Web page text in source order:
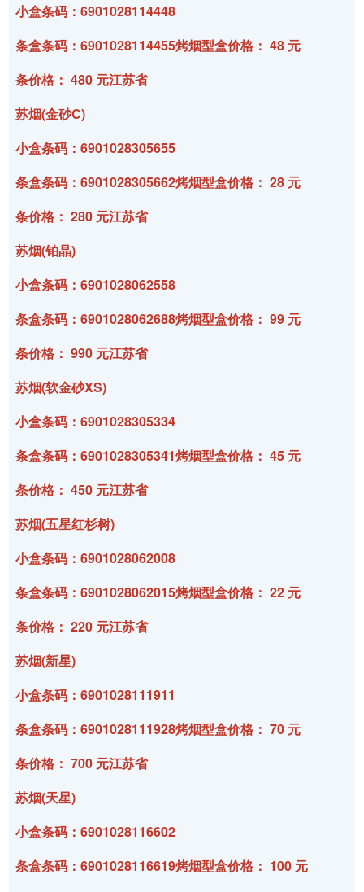
小盒条码：6901028114448
条盒条码：6901028114455烤烟型盒价格： 48 元
条价格： 480 元江苏省
苏烟(金砂C)
小盒条码：6901028305655
条盒条码：6901028305662烤烟型盒价格： 28 元
条价格： 280 元江苏省
苏烟(铂晶)
小盒条码：6901028062558
条盒条码：6901028062688烤烟型盒价格： 99 元
条价格： 990 元江苏省
苏烟(软金砂XS)
小盒条码：6901028305334
条盒条码：6901028305341烤烟型盒价格： 45 元
条价格： 450 元江苏省
苏烟(五星红杉树)
小盒条码：6901028062008
条盒条码：6901028062015烤烟型盒价格： 22 元
条价格： 220 元江苏省
苏烟(新星)
小盒条码：6901028111911
条盒条码：6901028111928烤烟型盒价格： 70 元
条价格： 700 元江苏省
苏烟(天星)
小盒条码：6901028116602
条盒条码：6901028116619烤烟型盒价格： 100 元